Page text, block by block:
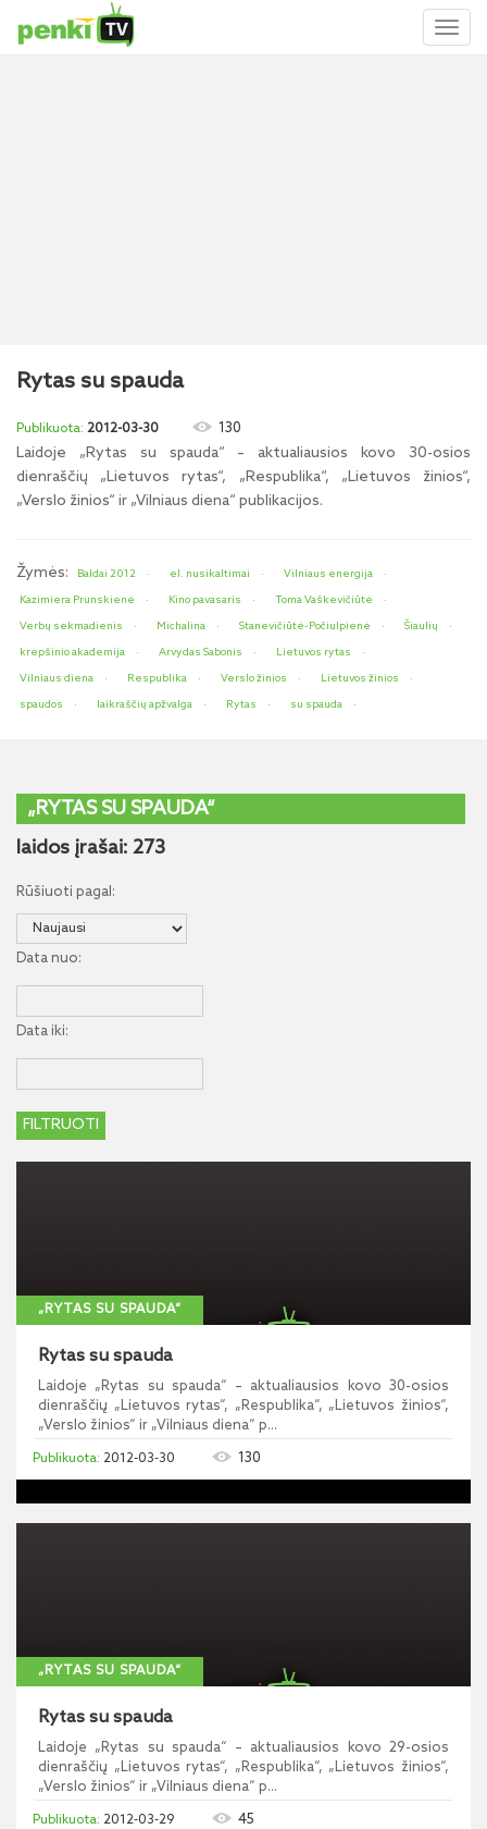
Rytas su spauda
2012-03-30 130
Laidoje „Rytas su spauda“ – aktualiausios kovo 30-osios
dienraščių „Lietuvos rytas“, „Respublika“, „Lietuvos žinios“,
„Verslo žinios“ ir „Vilniaus diena“ publikacijos.
Žymės: Baldai 2012 el. nusikaltimai
Vilniaus energija
Kazimiera Prunskienė
Kino pavasaris
Toma Vaškevičiūtė
Verbų sekmadienis
Michalina Stanevičiūtė-Počiulpienė
Šiaulių
krepšinio akademija
Arvydas Sabonis
Lietuvos rytas
Vilniaus diena
Respublika Verslo žinios
Lietuvos žinios
spaudos
laikraščių apžvalga Rytas su spauda
„RYTAS SU SPAUDA“
laidos įrašai: 273
Rūšiuoti pagal:
Data nuo:
Data iki:
„RYTAS SU SPAUDA“
Rytas su spauda
Laidoje „Rytas su spauda“ – aktualiausios kovo 30-osios
dienraščių „Lietuvos rytas“, „Respublika“, „Lietuvos žinios“,
„Verslo žinios“ ir „Vilniaus diena“ p...
2012-03-30 130
„RYTAS SU SPAUDA“
Rytas su spauda
Laidoje „Rytas su spauda“ – aktualiausios kovo 29-osios
dienraščių „Lietuvos rytas“, „Respublika“, „Lietuvos žinios“,
„Verslo žinios“ ir „Vilniaus diena“ p...
2012-03-29 45